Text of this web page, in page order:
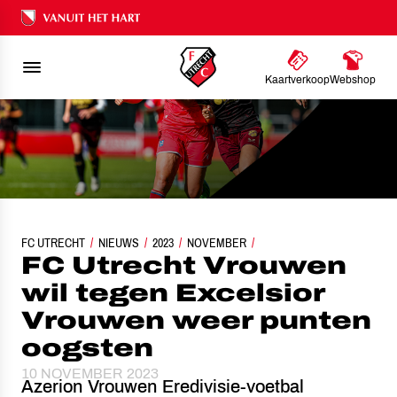
Ons nalatenschap
KaartverkoopWebshop
FC UTRECHT NIEUWS 2023 NOVEMBER
FC UTRECHT VROUWEN WIL TEGEN EXCELSIOR VROUWEN WEER
FC Utrecht Vrouwen
wil tegen Excelsior
Vrouwen weer punten
oogsten
10 NOVEMBER 2023
Azerion Vrouwen Eredivisie-voetbal